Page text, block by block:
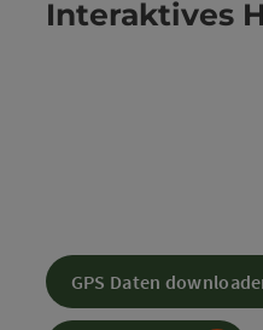
Interaktives
GPS Daten